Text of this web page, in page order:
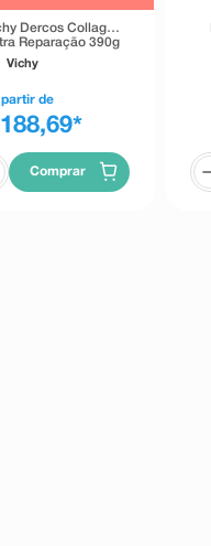
Dercos Collagen
Reparação 390g
Vichy
partir de
*
Comprar